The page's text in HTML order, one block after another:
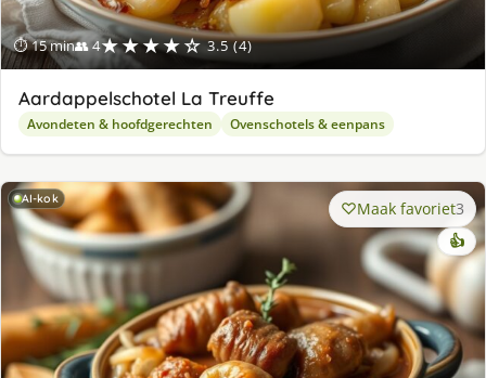
⏱ 15 min👥 4★★★★☆ 3.5 (4)
Aardappelschotel La Treuffe
Avondeten & hoofdgerechten Ovenschotels & eenpans
AI-kok Maak favoriet3
👍